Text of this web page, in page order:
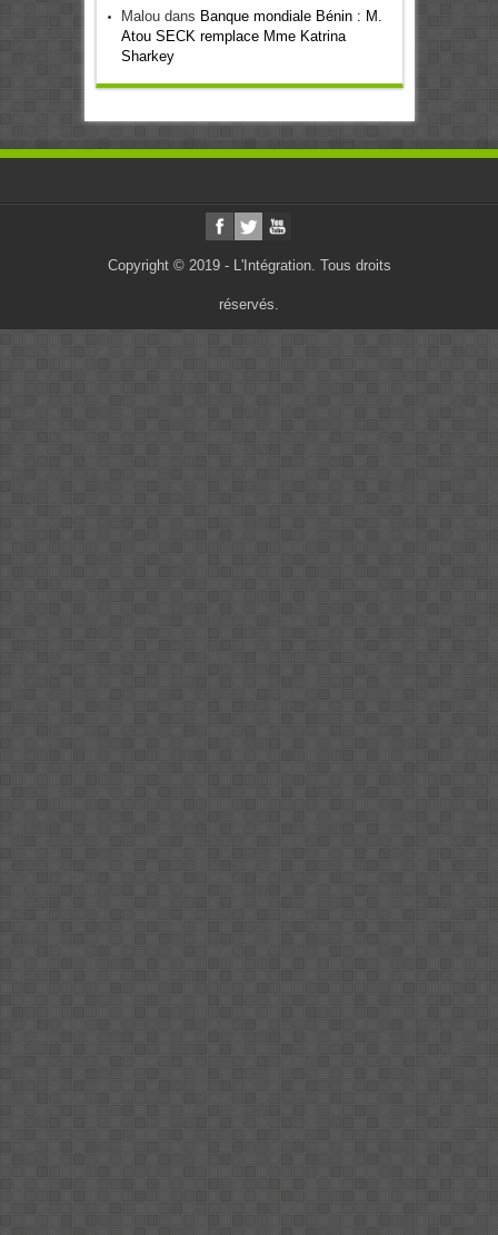
Maloudans Banque mondiale Bénin : M.
Atou SECK remplace Mme Katrina
Sharkey
Copyright © 2019 - L'Intégration. Tous droits
réservés.